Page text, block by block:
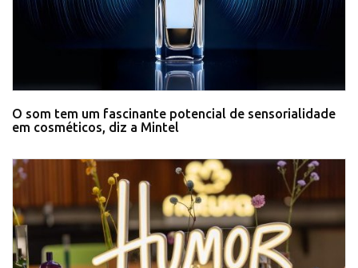
O som tem um fascinante potencial de sensorialidade
em cosméticos, diz a Mintel